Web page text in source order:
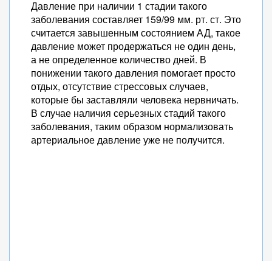
Давление при наличии 1 стадии такого
заболевания составляет 159/99 мм. рт. ст. Это
считается завышенным состоянием АД, такое
давление может продержаться не один день,
а не определенное количество дней. В
понижении такого давления помогает просто
отдых, отсутствие стрессовых случаев,
которые бы заставляли человека нервничать.
В случае наличия серьезных стадий такого
заболевания, таким образом нормализовать
артериальное давление уже не получится.